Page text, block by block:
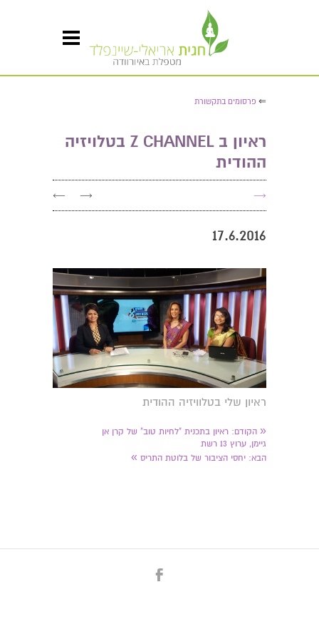
⇐ פרסומים בתקשורת
ראיון ב Z CHANNEL בטלויזיה
ההודית
→
→
←
17.6.2016
ראיון שלי בטלוויזיה ההודית
« הקודם: ראיון בתכנית "לחיות טוב" של קרן אן
גיימן, ערוץ 13 רשת
הבא: יחסי הציבור של בלוטת התריס »